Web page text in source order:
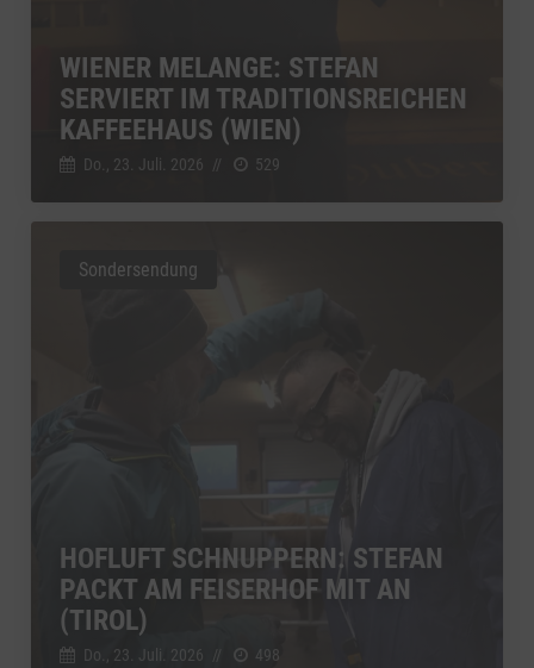
WIENER MELANGE: STEFAN
SERVIERT IM TRADITIONSREICHEN
KAFFEEHAUS (WIEN)
Do., 23. Juli. 2026 // 529
HOFLUFT SCHNUPPERN: STEFAN
PACKT AM FEISERHOF MIT AN
(TIROL)
Do., 23. Juli. 2026 // 498
Sondersendung